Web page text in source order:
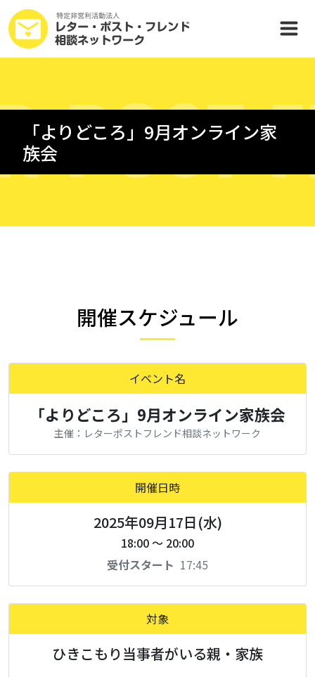
POSTF
「よりどころ」9月オンライン家
族会
開催スケジュール
イベント名
「よりどころ」9月オンライン家族会
主催：レターポストフレンド相談ネットワーク
開催日時
2025年09月17日(水)
18:00 ～ 20:00
受付スタート 17:45
対象
ひきこもり当事者がいる親・家族